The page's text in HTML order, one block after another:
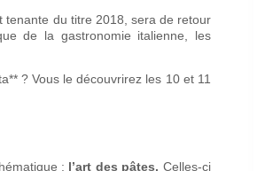
tenante du titre 2018, sera de retour
de la gastronomie italienne, les
? Vous le découvrirez les 10 et 11
: l’art des pâtes. Celles-ci